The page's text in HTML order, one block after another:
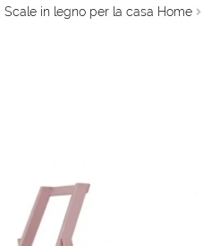
Scale in legno per la casa Home